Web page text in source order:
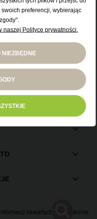
zawartych na tej stronie
preferencji, wybierając
Polityce prywatności.